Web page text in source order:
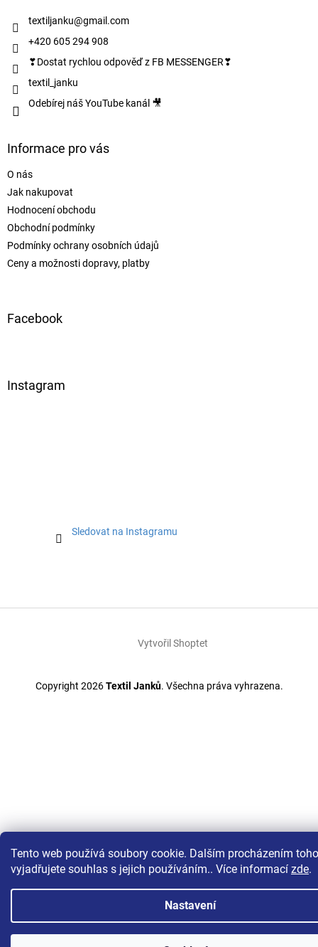
Tento web používá soubory cookie. Dalším procházením
vyjadřujete souhlas s jejich používáním.. Více informací zde.
Nastavení
textiljanku@gmail.com
+420 605 294 908
❣Dostat rychlou odpověď z FB MESSENGER❣
textil_janku
Odebírej náš YouTube kanál 🎥
Informace pro vás
O nás
Jak nakupovat
Hodnocení obchodu
Obchodní podmínky
Podmínky ochrany osobních údajů
Ceny a možnosti dopravy, platby
Facebook
Instagram
Sledovat na Instagramu
Vytvořil Shoptet
Copyright 2026Textil Janků. Všechna práva vyhrazena.